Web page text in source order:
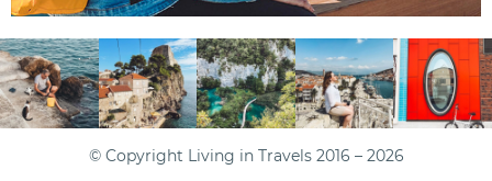
© Copyright Living in Travels 2016 – 2026